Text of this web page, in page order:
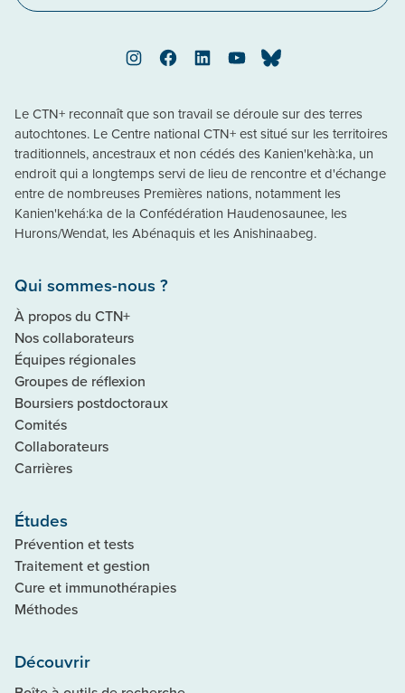
InstagramFacebookLinkedInYouTubeBluesky
Le CTN+ reconnaît que son travail se déroule sur des terres
autochtones. Le Centre national CTN+ est situé sur les territoires
traditionnels, ancestraux et non cédés des Kanien'kehà:ka, un
endroit qui a longtemps servi de lieu de rencontre et d'échange
entre de nombreuses Premières nations, notamment les
Kanien'kehá:ka de la Confédération Haudenosaunee, les
Hurons/Wendat, les Abénaquis et les Anishinaabeg.
Qui sommes-nous ?
À propos du CTN+
Nos collaborateurs
Équipes régionales
Groupes de réflexion
Boursiers postdoctoraux
Comités
Collaborateurs
Carrières
Études
Prévention et tests
Traitement et gestion
Cure et immunothérapies
Méthodes
Découvrir